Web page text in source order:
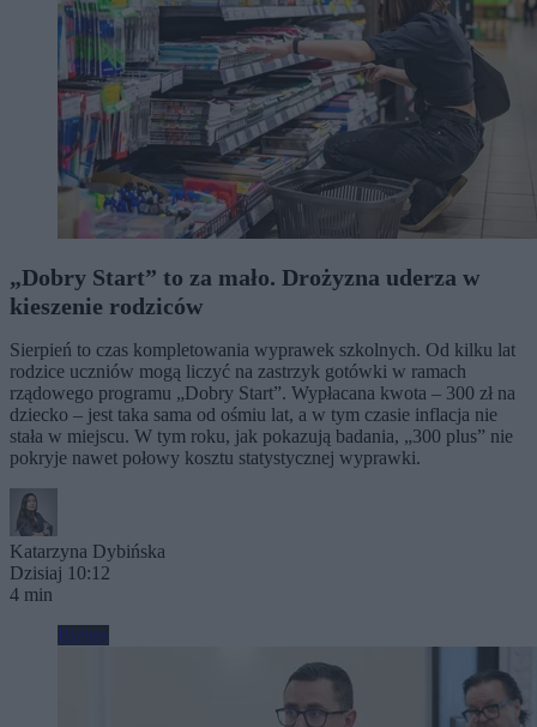
„Dobry Start” to za mało. Drożyzna uderza w
kieszenie rodziców
Sierpień to czas kompletowania wyprawek szkolnych. Od kilku lat
rodzice uczniów mogą liczyć na zastrzyk gotówki w ramach
rządowego programu „Dobry Start”. Wypłacana kwota – 300 zł na
dziecko – jest taka sama od ośmiu lat, a w tym czasie inflacja nie
stała w miejscu. W tym roku, jak pokazują badania, „300 plus” nie
pokryje nawet połowy kosztu statystycznej wyprawki.
Katarzyna Dybińska
Dzisiaj 10:12
4 min
Biznes